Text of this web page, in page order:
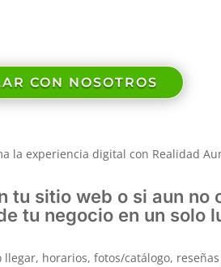
CON NOSOTROS
la experiencia digital con Realidad
sitio web o si aun no
tu negocio en un solo
horarios, fotos/catálogo,